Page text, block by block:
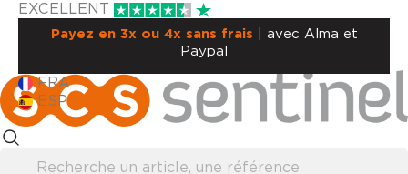
EXCELLENT
Payez en 3x ou 4x sans frais | avec Alma et
Paypal
FRA
ESP